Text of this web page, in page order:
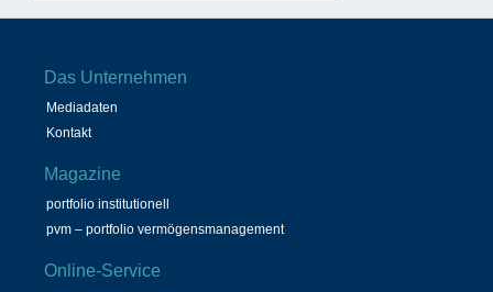
Das Unternehmen
Mediadaten
Kontakt
Magazine
portfolio institutionell
pvm – portfolio vermögensmanagement
Online-Service